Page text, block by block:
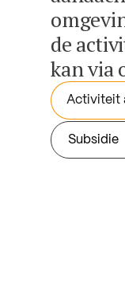
de
kan via
Activiteit
Subsidie